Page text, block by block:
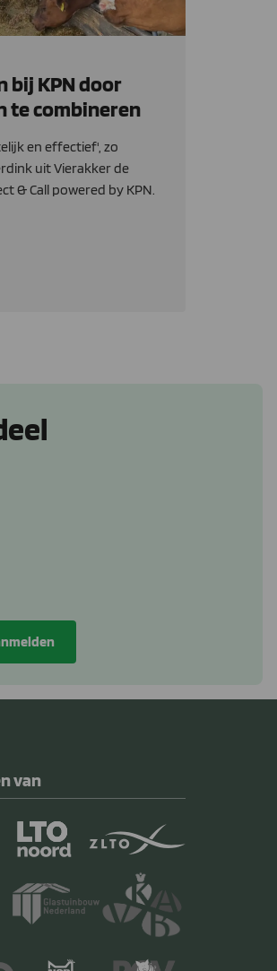
bij KPN door
te combineren
en effectief', zo
uit Vierakker de
& Call powered by KPN.
van